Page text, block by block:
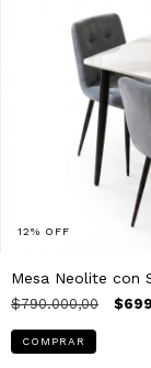
12% OFF
Mesa Neolite con
$790.000,00